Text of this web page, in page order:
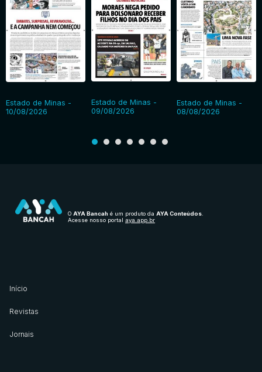
Estado de Minas -
10/08/2026
Estado de Minas -
09/08/2026
Estado de Minas -
08/08/2026
O AYA Bancah é um produto da AYA Conteúdos
Acesse nosso portal aya.app.br
Início
Revistas
Jornais